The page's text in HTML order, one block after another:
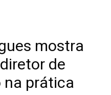
mostra
de
prática